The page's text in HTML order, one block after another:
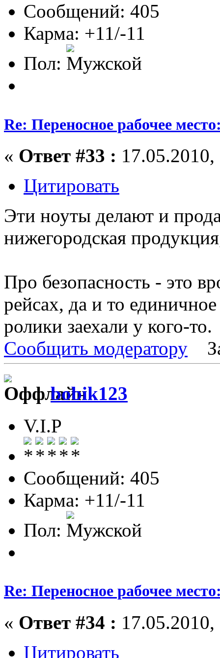
Сообщений: 405
Карма: +11/-11
Пол:
Re: Переносное рабочее
« Ответ #33 :
Цитировать
Эти ноуты делают и
нижегородская
Про безопасность - это
рейсах, да и то
ролики заехали у кого-то.
Сообщить модератору
bobik123
V.I.P
Сообщений: 405
Карма: +11/-11
Пол:
Re: Переносное рабочее
« Ответ #34 :
Цитировать